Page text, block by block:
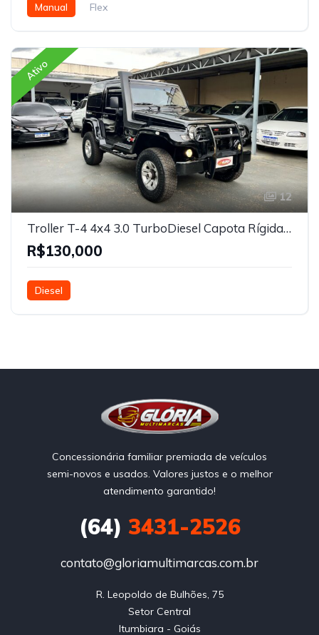
Manual Flex
Ativo
12
Troller T-4 4x4 3.0 TurboDiesel Capota Rígida 2012
R$130,000
Diesel
Concessionária familiar premiada de veículos
semi-novos e usados. Valores justos e o melhor
atendimento garantido!
(64) 3431-2526
contato@gloriamultimarcas.com.br
R. Leopoldo de Bulhões, 75
Setor Central
Itumbiara - Goiás